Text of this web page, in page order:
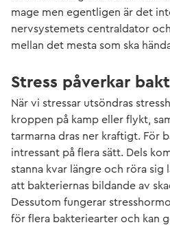
mage men egentligen är det
nervsystemets centraldator
mellan det mesta som ska
Stress påverkar
När vi stressar utsöndras
kroppen på kamp eller flykt,
tarmarna dras ner kraftigt. För
intressant på flera sätt. Dels
stanna kvar längre och röra sig
att bakteriernas bildande av
Dessutom fungerar
för flera bakteriearter och kan